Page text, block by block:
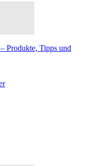
Produkte, Tipps und